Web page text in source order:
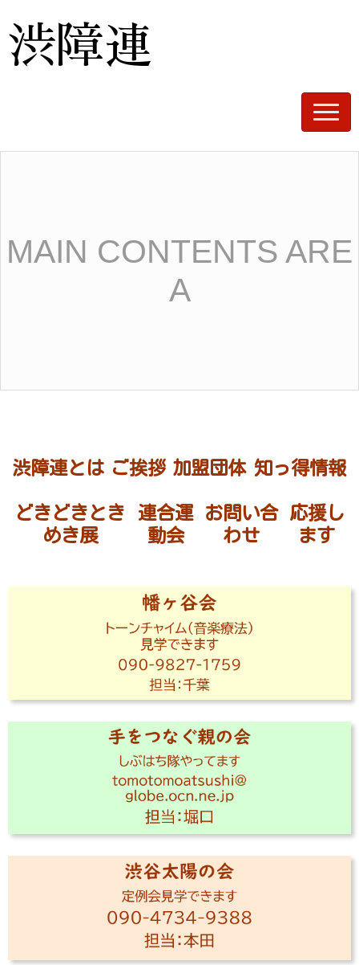
渋障連
N
a
v
MAIN CONTENTS ARE
A
渋障連とは ご挨拶 加盟団体 知っ得情報
どきどきとき
めき展
連合運
動会
お問い合
わせ
応援し
ます